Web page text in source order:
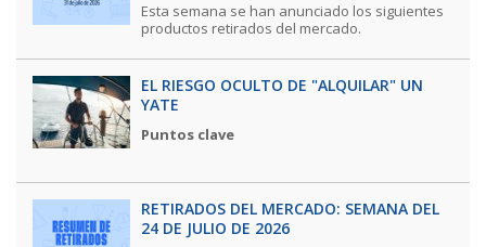
Esta semana se han anunciado los siguientes
productos retirados del mercado.
EL RIESGO OCULTO DE "ALQUILAR" UN
YATE
Puntos clave
RETIRADOS DEL MERCADO: SEMANA DEL
24 DE JULIO DE 2026